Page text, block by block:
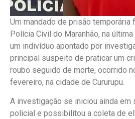
Um mandado de prisão temporária
Polícia Civil do Maranhão, na
um indivíduo apontado por
principal suspeito de praticar um
roubo seguido de morte, ocorrido
fevereiro, na cidade de Cururupu.
A investigação se iniciou ainda em
policial e possibilitou a coleta de